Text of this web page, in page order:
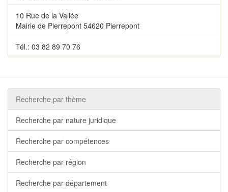
10 Rue de la Vallée
Mairie de Pierrepont 54620 Pierrepont
Tél.: 03 82 89 70 76
Recherche par thème
Recherche par nature juridique
Recherche par compétences
Recherche par région
Recherche par département